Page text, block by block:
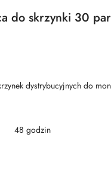
do skrzynki 30 par
dystrybucyjnych do
48 godzin